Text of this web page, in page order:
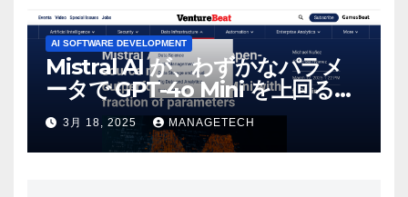
AI SOFTWARE DEVELOPMENT
Mistral AI が、わずかなパラメ
ータで GPT-4o Mini を上回る新
しいオープンソース モデルをリ
リース | VentureBeat
3月 18, 2025 MANAGETECH